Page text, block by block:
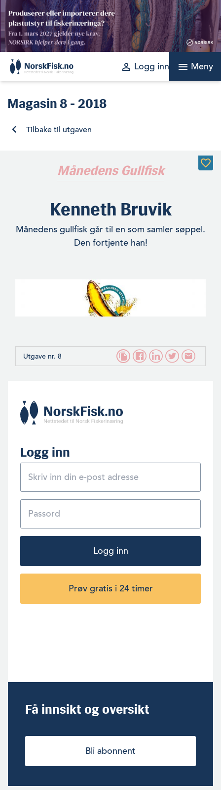
Skip
content
perm_identity Logg inn menu Meny
Magasin8 - 2018
Tilbake til utgaven
Månedens Gullfisk
Kenneth Bruvik
Månedens gullfisk går til en som samler søppel.
Den fortjente han!
Utgave nr. 8
Logg inn
Logg inn
Prøv gratis i 24 timer
Få innsikt og oversikt
Bli abonnent